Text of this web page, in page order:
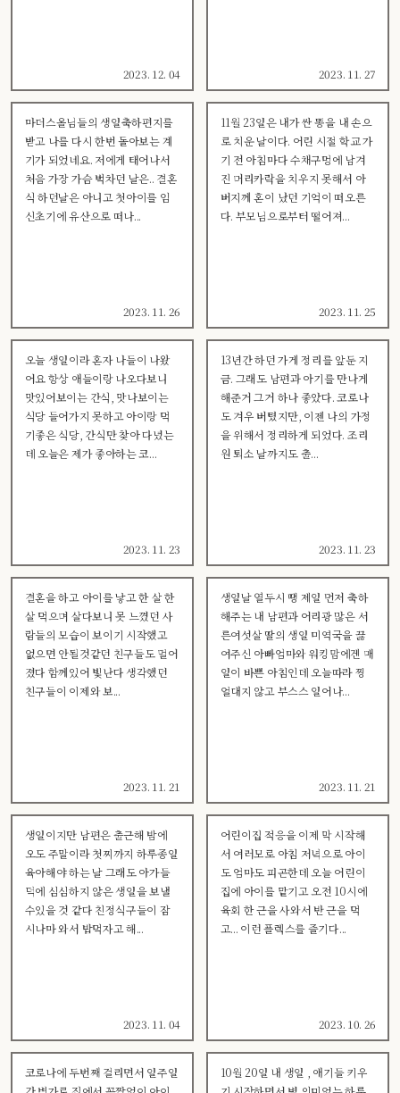
2023. 12. 04 2023. 11. 27
마더스올님들의 생일축하편지를
받고 나를 다시 한번 돌아보는 계
기가 되었네요. 저에게 태어나서
처음 가장 가슴 벅차던 날은.. 결혼
식 하던날은 아니고 첫아이를 임
신초기에 유산으로 떠나...
2023. 11. 26
11월 23일은 내가 싼 똥을 내 손으
로 치운 날이다. 어린 시절 학교 가
기 전 아침마다 수채구멍에 남겨
진 머리카락을 치우지 못해서 아
버지께 혼이 났던 기억이 떠오른
다. 부모님으로부터 떨어져...
2023. 11. 25
오늘 생일이라 혼자 나들이 나왔
어요 항상 애들이랑 나오다보니
맛있어보이는 간식, 맛나보이는
식당 들어가지 못하고 아이랑 먹
기좋은 식당, 간식만 찾아 다녔는
데 오늘은 제가 좋아하는 코...
2023. 11. 23
13년간 하던 가게 정리를 앞둔 지
금. 그래도 남편과 아기를 만나게
해준거 그거 하나 좋았다. 코로나
도 겨우 버텼지만, 이젠 나의 가정
을 위해서 정리하게 되었다. 조리
원 퇴소 날까지도 출...
2023. 11. 23
결혼을 하고 아이를 낳고 한 살 한
살 먹으며 살다보니 못 느꼈던 사
람들의 모습이 보이기 시작했고
없으면 안될것같던 친구들도 멀어
졌다 함께있어 빛난다 생각했던
친구들이 이제와 보...
2023. 11. 21
생일날 열두시 땡 제일 먼저 축하
해주는 내 남편과 어리광 많은 서
른여섯살 딸의 생일 미역국을 끓
여주신 아빠엄마와 워킹맘에겐 매
일이 바쁜 아침인데 오늘따라 찡
얼대지 않고 부스스 일어나...
2023. 11. 21
생일이지만 남편은 출근해 밤에
오도 주말이라 첫찌까지 하루종일
육아해야 하는 날 그래도 아가들
덕에 심심하지 않은 생일을 보낼
수있을 것 같다 친정식구들이 잠
시나마 와서 밥먹자고 해...
2023. 11. 04
어린이집 적응을 이제 막 시작해
서 여러모로 아침 저녁으로 아이
도 엄마도 피곤한데 오늘 어린이
집에 아이를 맡기고 오전 10시에
육회 한 근을 사와서 반 근을 먹
고... 이런 플렉스를 즐기다...
2023. 10. 26
코로나에 두번째 걸리면서 일주일
10월 20일 내 생일 , 애기들 키우